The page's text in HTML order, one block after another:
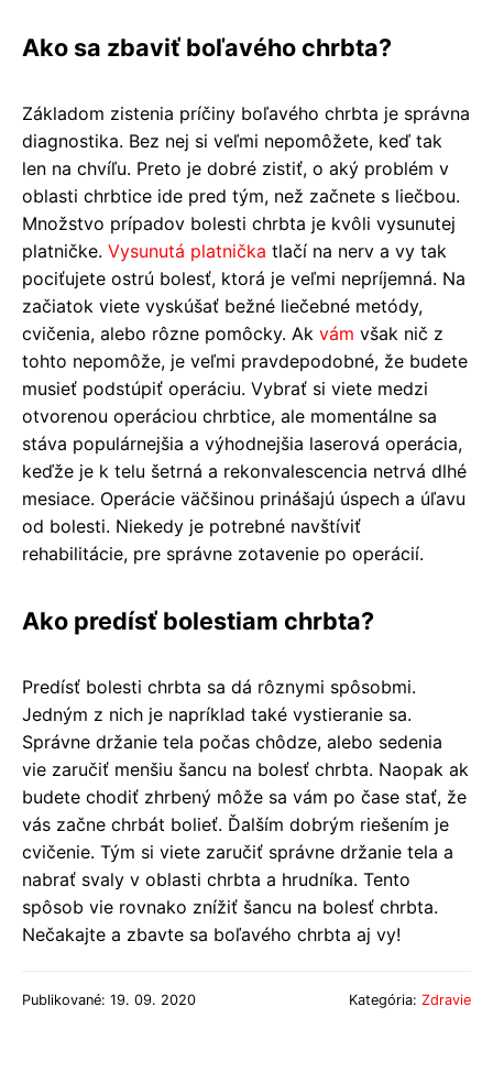
Ako sa zbaviť boľavého chrbta?
Základom zistenia príčiny boľavého chrbta je správna
diagnostika. Bez nej si veľmi nepomôžete, keď tak
len na chvíľu. Preto je dobré zistiť, o aký problém v
oblasti chrbtice ide pred tým, než začnete s liečbou.
Množstvo prípadov bolesti chrbta je kvôli vysunutej
platničke. Vysunutá platnička tlačí na nerv a vy tak
pociťujete ostrú bolesť, ktorá je veľmi nepríjemná. Na
začiatok viete vyskúšať bežné liečebné metódy,
cvičenia, alebo rôzne pomôcky. Ak vám však nič z
tohto nepomôže, je veľmi pravdepodobné, že budete
musieť podstúpiť operáciu. Vybrať si viete medzi
otvorenou operáciou chrbtice, ale momentálne sa
stáva populárnejšia a výhodnejšia laserová operácia,
keďže je k telu šetrná a rekonvalescencia netrvá dlhé
mesiace. Operácie väčšinou prinášajú úspech a úľavu
od bolesti. Niekedy je potrebné navštíviť
rehabilitácie, pre správne zotavenie po operácií.
Ako predísť bolestiam chrbta?
Predísť bolesti chrbta sa dá rôznymi spôsobmi.
Jedným z nich je napríklad také vystieranie sa.
Správne držanie tela počas chôdze, alebo sedenia
vie zaručiť menšiu šancu na bolesť chrbta. Naopak ak
budete chodiť zhrbený môže sa vám po čase stať, že
vás začne chrbát bolieť. Ďalším dobrým riešením je
cvičenie. Tým si viete zaručiť správne držanie tela a
nabrať svaly v oblasti chrbta a hrudníka. Tento
spôsob vie rovnako znížiť šancu na bolesť chrbta.
Nečakajte a zbavte sa boľavého chrbta aj vy!
Publikované: 19. 09. 2020 Kategória: Zdravie